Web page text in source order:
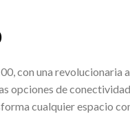
con una revolucionaria
opciones de
cualquier espacio